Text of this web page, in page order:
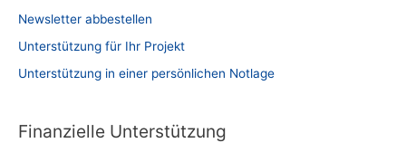
Newsletter abbestellen
Unterstützung für Ihr Projekt
Unterstützung in einer persönlichen Notlage
Finanzielle Unterstützung